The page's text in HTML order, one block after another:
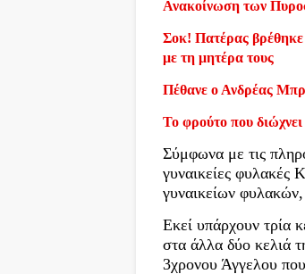
Ανακοίνωση των
Σοκ! Πατέρας βρέθηκε
με τη μητέρα τους
Πέθανε ο Ανδρέας
Το φρούτο που
Σύμφωνα με τις
γυναικείες φυλακές
γυναικείων
Εκεί υπάρχουν τρία
στα άλλα δύο κελιά
3χρονου Άγγελου